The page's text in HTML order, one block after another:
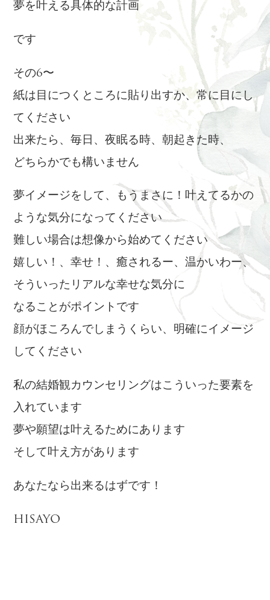
夢を叶える具体的な計画
です
その6〜
紙は目につくところに貼り出すか、常に目にし
てください
出来たら、毎日、夜眠る時、朝起きた時、
どちらかでも構いません
夢イメージをして、もうまさに！叶えてるかの
ような気分になってください
難しい場合は想像から始めてください
嬉しい！、幸せ！、癒されるー、温かいわー、
そういったリアルな幸せな気分に
なることがポイントです
顔がほころんでしまうくらい、明確にイメージ
してください
私の結婚観カウンセリングはこういった要素を
入れています
夢や願望は叶えるためにあります
そして叶え方があります
あなたなら出来るはずです！
HISAYO